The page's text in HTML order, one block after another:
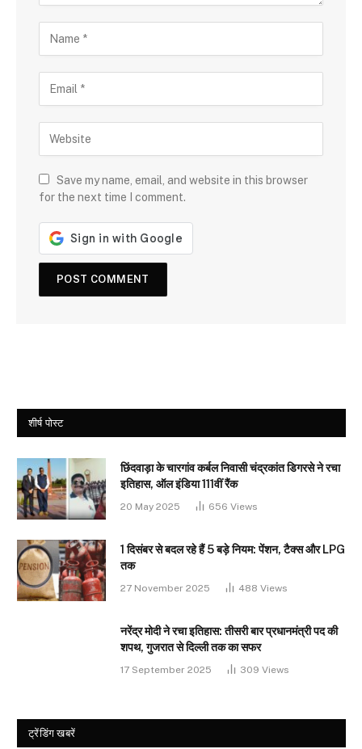
Save my name, email, and website in this browser
for the next time I comment.
शीर्ष पोस्ट
छिंदवाड़ा के चारगांव कर्बल निवासी चंद्रकांत डिगरसे ने रचा
इतिहास, ऑल इंडिया 111वीं रैंक
20 May 2025 656 Views
1 दिसंबर से बदल रहे हैं 5 बड़े नियम: पेंशन, टैक्स और LPG
तक
27 November 2025 488 Views
नरेंद्र मोदी ने रचा इतिहास: तीसरी बार प्रधानमंत्री पद की
शपथ, गुजरात से दिल्ली तक का सफर
17 September 2025 309 Views
ट्रेंडिंग खबरें